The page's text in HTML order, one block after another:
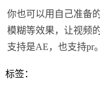
你也可以用自己准备
模糊等效果，让视频
支持是AE，也支持pr。
标签：